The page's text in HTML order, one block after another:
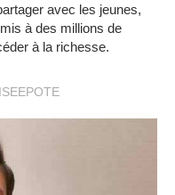
avec les jeunes,
à des millions de
à la richesse.